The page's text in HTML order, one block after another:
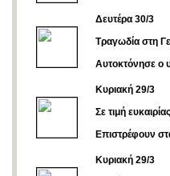
Δευτέρα 30/3
Τραγωδία στη
Αυτοκτόνησε ο
Κυριακή 29/3
Σε τιμή
Επιστρέφουν
Kυριακή 29/3